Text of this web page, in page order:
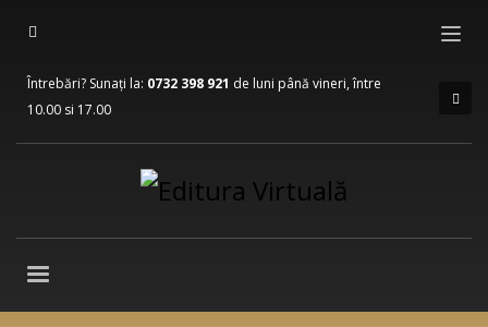
Întrebări? Sunați la: 0732 398 921 de luni până vineri, între
10.00 si 17.00